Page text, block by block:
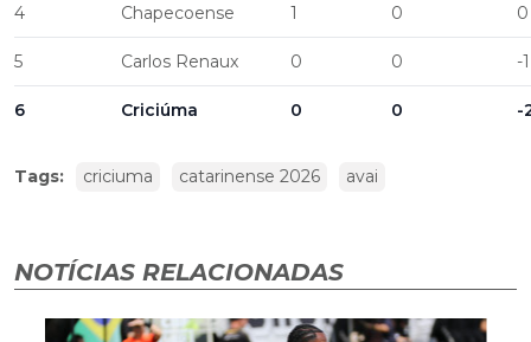
4 Chapecoense 1 0 0
5 Carlos Renaux 0 0 -1
6 Criciúma 0 0 -
Tags: criciuma catarinense 2026 avai
NOTÍCIAS RELACIONADAS